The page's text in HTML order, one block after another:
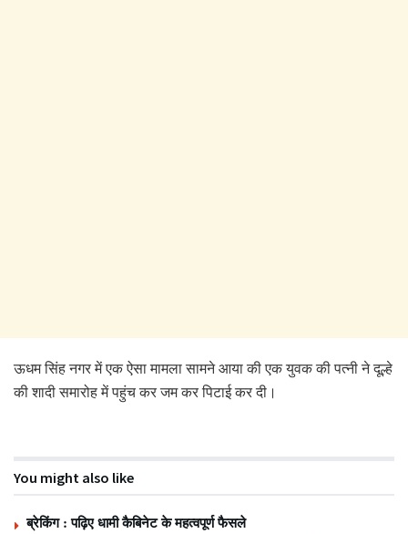
ऊधम सिंह नगर में एक ऐसा मामला सामने आया की एक युवक की पत्नी ने दूल्हे
की शादी समारोह में पहुंच कर जम कर पिटाई कर दी।
You might also like
ब्रेकिंग : पढ़िए धामी कैबिनेट के महत्वपूर्ण फैसले